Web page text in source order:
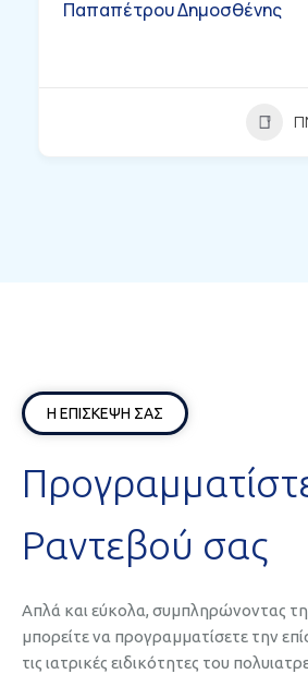
Παπαπέτρου Δημοσθένης
Η ΕΠΙΣΚΕΨΗ ΣΑΣ
Ραντεβού σας
Απλά και εύκολα, συμπληρώνοντας
μπορείτε να προγραμματίσετε την
τις ιατρικές ειδικότητες του